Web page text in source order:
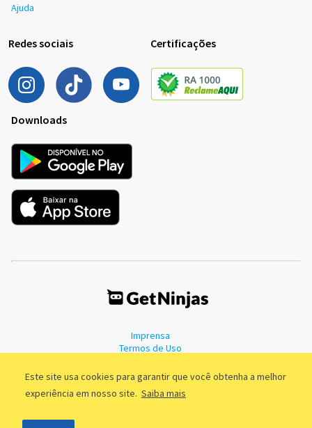
Este site usa cookies para garantir que você obtenha a melhor
experiência em nosso site. Saiba mais
Ajuda
Redes sociais Certificações
Downloads
Imprensa
Termos de Uso
©2011 - 2026, GetNinjas LTDA. CNPJ 55.744.877/0001-89 - Rua Dr.